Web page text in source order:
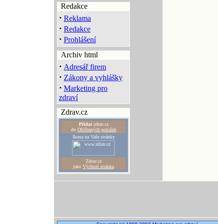
Redakce
· Reklama
· Redakce
· Prohlášení
Archiv html
· Adresář firem
· Zákony a vyhlášky
· Marketing pro
zdraví
Zdrav.cz
Přidatzdrav.cz
do Oblíbených položek
Ikona na Vaše stránky
Zdrav.cz
jako Výchozí stránka